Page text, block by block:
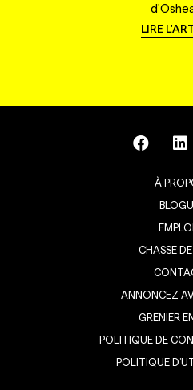
LIRE
À
CHASSE
ANNONCEZ
GRENIER
POLITIQUE DE
POLITIQUE